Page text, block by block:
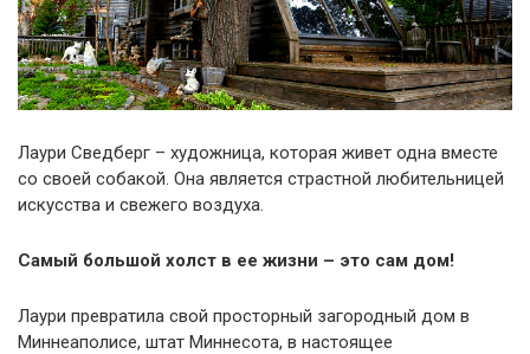
Лаури Сведберг – художница, которая живет одна вместе
со своей собакой. Она является страстной любительницей
искусства и свежего воздуха.
Самый большой холст в ее жизни – это сам дом!
Лаури превратила свой просторный загородный дом в
Миннеаполисе, штат Миннесота, в настоящее